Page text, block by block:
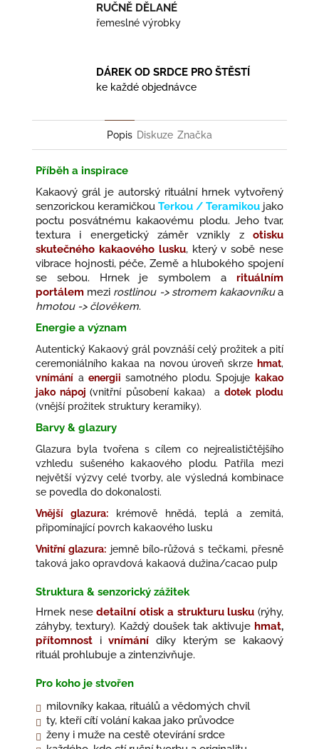
RUČNĚ DĚLANÉ
řemeslné výrobky
DÁREK OD SRDCE PRO ŠTĚSTÍ
ke každé objednávce
Popis Diskuze Značka
Příběh a inspirace
Kakaový grál je autorský rituální hrnek vytvořený
senzorickou keramičkou Terkou / Teramikou jako
poctu posvátnému kakaovému plodu. Jeho tvar,
textura i energetický záměr vznikly z otisku
skutečného kakaového lusku, který v sobě nese
vibrace hojnosti, péče, Země a hlubokého spojení
se sebou. Hrnek je symbolem a rituálním
portálem mezi rostlinou -> stromem kakaovníkua
hmotou -> člověkem.
Energie a význam
Autentický Kakaový grál povznáší celý prožitek a pití
ceremoniálního kakaa na novou úroveň skrze hmat,
vnímání aenergii samotného plodu. Spojuje kakao
jako nápoj(vnitřní působení kakaa) adotek plodu
(vnější prožitek struktury keramiky).
Barvy & glazury
Glazura byla tvořena s cílem co nejrealističtějšího
vzhledu sušeného kakaového plodu. Patřila mezi
největší výzvy celé tvorby, ale výsledná kombinace
se povedla do dokonalosti.
Vnější glazura:
krémově hnědá, teplá a zemitá,
připomínající povrch kakaového lusku
Vnitřní glazura: jemně bílo-růžová s tečkami, přesně
taková jako opravdová kakaová dužina/cacao pulp
Struktura & senzorický zážitek
Hrnek nesedetailní otisk a strukturu lusku (rýhy,
záhyby, textury). Každý doušek tak aktivuje hmat,
přítomnost
i vnímání díky kterým se kakaový
rituál prohlubuje a zintenzivňuje.
Pro koho je stvořen
milovníky kakaa, rituálů a vědomých chvil
ty, kteří cítí volání kakaa jako průvodce
ženy i muže na cestě otevírání srdce